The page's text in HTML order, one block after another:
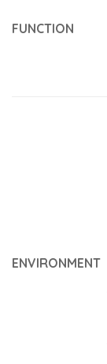
FUNCTION
ENVIRONMENT